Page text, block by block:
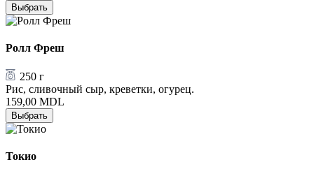
Выбрать
Ролл Фреш
250 г
Рис, сливочный сыр, креветки, огурец.
159,00 MDL
Выбрать
Токио